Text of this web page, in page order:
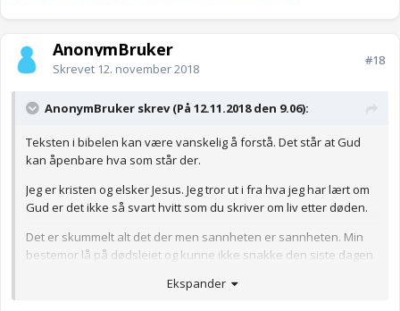
AnonymBruker
Skrevet 12. november 2018
#18
AnonymBruker skrev (På 12.11.2018 den 9.06):
Teksten i bibelen kan være vanskelig å forstå. Det står at Gud
kan åpenbare hva som står der.
Jeg er kristen og elsker Jesus. Jeg tror ut i fra hva jeg har lært om
Gud er det ikke så svart hvitt som du skriver om liv etter døden.
Det er skummelt alt det der men sannheten er sannheten. Min
bestemor lå på dødsleiet og kunne ikke snakke den siste dagen
Ekspander